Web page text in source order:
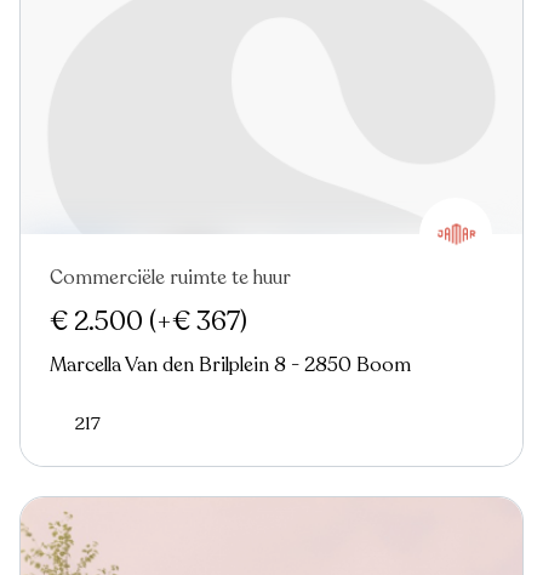
Commerciële ruimte te huur
€ 2.500 (+€ 367)
Marcella Van den Brilplein 8 - 2850 Boom
217